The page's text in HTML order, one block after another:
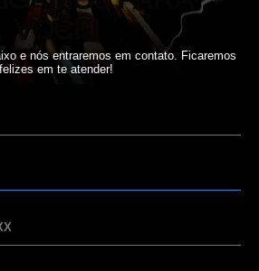
VOCÊ!
e nós entraremos em contato. Ficaremos
felizes em te atender!